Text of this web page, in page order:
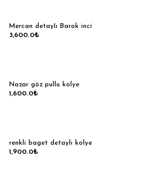
Mercan detayIı Barok inci
3,600.0₺
Nazar göz pullu kolye
1,600.0₺
renkli baget detaylı kolye
1,900.0₺